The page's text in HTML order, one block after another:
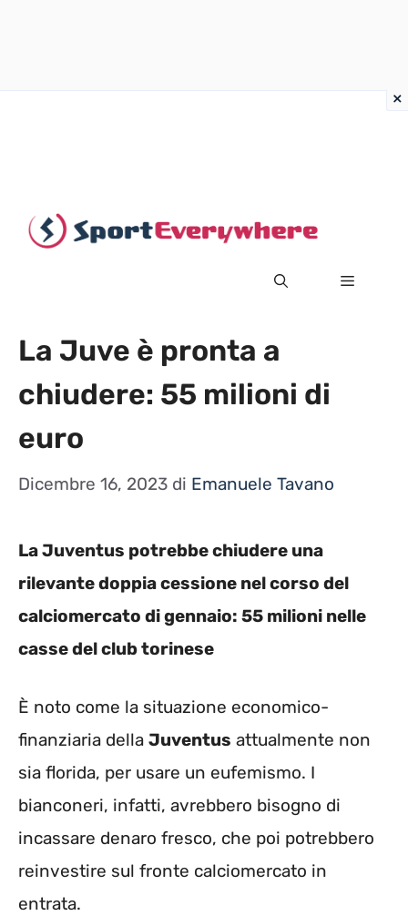
MENU
La Juve è pronta a
chiudere: 55 milioni di
euro
Dicembre 16, 2023 di Emanuele Tavano
La Juventus potrebbe chiudere una
rilevante doppia cessione nel corso del
calciomercato di gennaio: 55 milioni nelle
casse del club torinese
È noto come la situazione economico-
finanziaria della Juventus attualmente non
sia florida, per usare un eufemismo. I
bianconeri, infatti, avrebbero bisogno di
incassare denaro fresco, che poi potrebbero
reinvestire sul fronte calciomercato in
entrata.